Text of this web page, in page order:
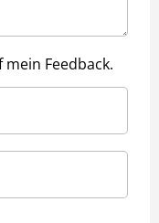
Feedback.